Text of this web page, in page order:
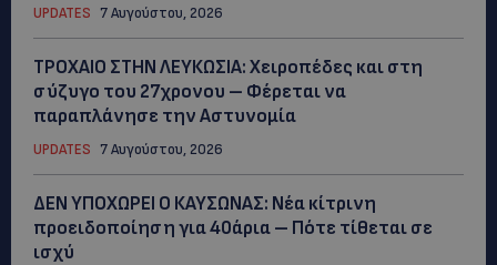
UPDATES 7 Αυγούστου, 2026
ΤΡΟΧΑΙΟ ΣΤΗΝ ΛΕΥΚΩΣΙΑ: Χειροπέδες και στη
σύζυγο του 27χρονου – Φέρεται να
παραπλάνησε την Αστυνομία
UPDATES 7 Αυγούστου, 2026
ΔΕΝ ΥΠΟΧΩΡΕΙ Ο ΚΑΥΣΩΝΑΣ: Νέα κίτρινη
προειδοποίηση για 40άρια – Πότε τίθεται σε
ισχύ